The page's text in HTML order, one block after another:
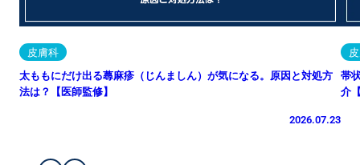
皮膚科
太ももにだけ出る蕁麻疹（じんましん）が気になる。原因と対処方
法は？【医師監修】
2026.07.23
帯
介